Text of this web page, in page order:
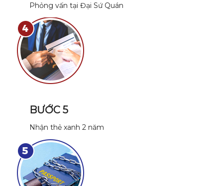
Phỏng vấn tại Đại Sứ Quán
BƯỚC 5
Nhận thẻ xanh 2 năm